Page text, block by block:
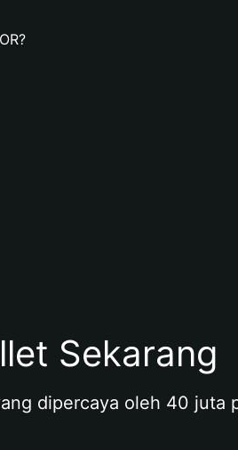
Sekarang
dipercaya oleh 40 juta